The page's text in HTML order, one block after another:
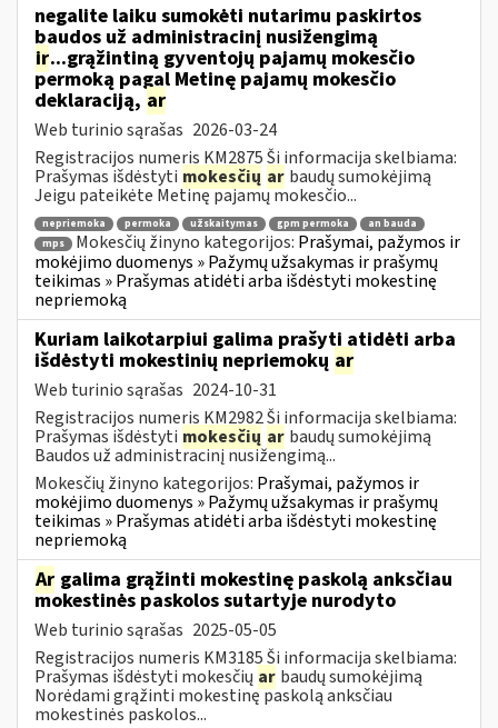
negalite laiku sumokėti nutarimu paskirtos
baudos už administracinį nusižengimą
ir...grąžintiną gyventojų pajamų mokesčio
permoką pagal Metinę pajamų mokesčio
deklaraciją, ar
Web turinio sąrašas 2026-03-24
Registracijos numeris KM2875 Ši informacija skelbiama:
Prašymas išdėstyti mokesčių ar baudų sumokėjimą
Jeigu pateikėte Metinę pajamų mokesčio...
nepriemoka permoka užskaitymas gpm permoka
an bauda
mps
Mokesčių žinyno kategorijos: Prašymai, pažymos ir
mokėjimo duomenys » Pažymų užsakymas ir prašymų
teikimas » Prašymas atidėti arba išdėstyti mokestinę
nepriemoką
Kuriam laikotarpiui galima prašyti atidėti arba
išdėstyti mokestinių nepriemokų ar
Web turinio sąrašas 2024-10-31
Registracijos numeris KM2982 Ši informacija skelbiama:
Prašymas išdėstyti mokesčių ar baudų sumokėjimą
Baudos už administracinį nusižengimą...
Mokesčių žinyno kategorijos: Prašymai, pažymos ir
mokėjimo duomenys » Pažymų užsakymas ir prašymų
teikimas » Prašymas atidėti arba išdėstyti mokestinę
nepriemoką
Ar galima grąžinti mokestinę paskolą anksčiau
mokestinės paskolos sutartyje nurodyto
Web turinio sąrašas 2025-05-05
Registracijos numeris KM3185 Ši informacija skelbiama:
Prašymas išdėstyti mokesčių ar baudų sumokėjimą
Norėdami grąžinti mokestinę paskolą anksčiau
mokestinės paskolos...